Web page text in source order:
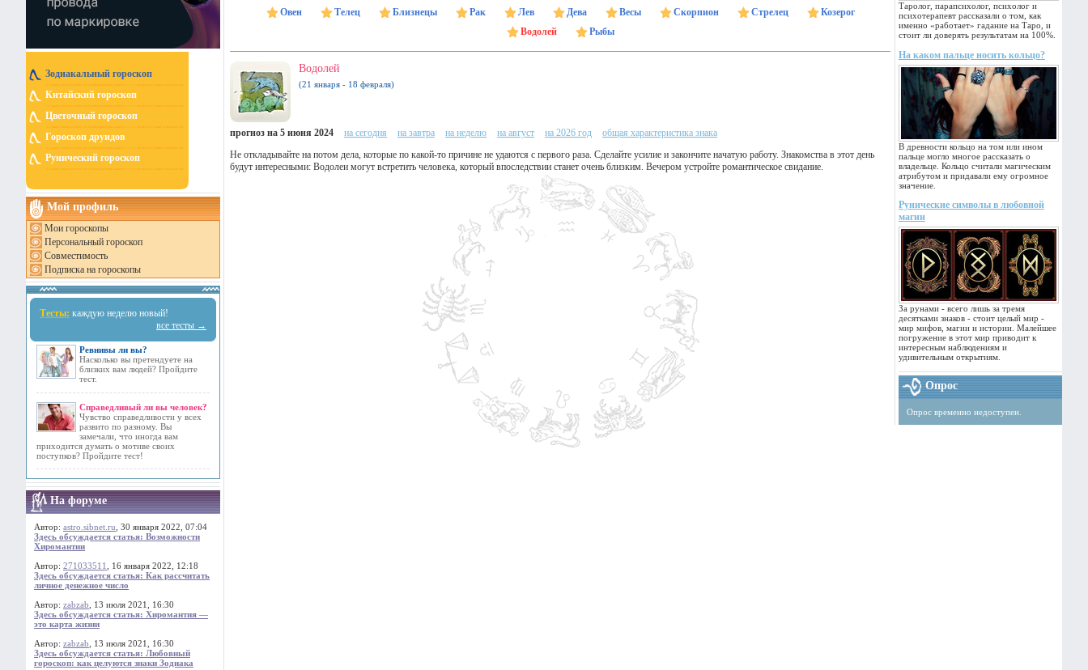
Зодиакальный гороскоп
Китайский гороскоп
Цветочный гороскоп
Гороскоп друидов
Рунический гороскоп
Мой профиль
Мои гороскопы
Персональный гороскоп
Совместимость
Подписка на гороскопы
Тесты: каждую неделю новый!
все тесты →
Ревнивы ли вы?
Насколько вы претендуете на
близких вам людей? Пройдите
тест.
Справедливый ли вы человек?
Чувство справедливости у всех
развито по разному. Вы
замечали, что иногда вам
приходится думать о мотиве своих
поступков? Пройдите тест!
На форуме
Автор: astro.sibnet.ru , 30 января 2022, 07:04
Здесь обсуждается статья: Возможности
Хиромантии
Автор: 271033511
, 16 января 2022, 12:18
Здесь обсуждается статья: Как рассчитать
личное денежное число
Автор: zabzab , 13 июля 2021, 16:30
Здесь обсуждается статья: Хиромантия —
это карта жизни
Автор: zabzab , 13 июля 2021, 16:30
Здесь обсуждается статья: Любовный
гороскоп: как целуются знаки Зодиака
Таролог, парапсихолог, психолог и
психотерапевт рассказали о том, как
именно «работает» гадание на Таро, и
стоит ли доверять результатам на 100%.
На каком пальце носить кольцо?
В древности кольцо на том или ином
пальце могло многое рассказать о
владельце. Кольцо считали магическим
атрибутом и придавали ему огромное
значение.
Рунические символы в любовной
магии
За рунами - всего лишь за тремя
десятками знаков - стоит целый мир -
мир мифов, магии и истории. Малейшее
погружение в этот мир приводит к
интересным наблюдениям и
удивительным открытиям.
Опрос
Опрос временно недоступен.
Овен Телец Близнецы Рак Лев Дева Весы Скорпион Стрелец
Козерог
Водолей
Рыбы
Водолей
(21 января - 18 февраля)
прогноз на 5 июня 2024 на сегодня на завтра на неделю на август на 2026 год
общая характеристика знака
Не откладывайте на потом дела, которые по какой-то причине не удаются с первого раза. Сделайте усилие и закончите начатую работу. Знакомства в этот день
будут интересными: Водолеи могут встретить человека, который впоследствии станет очень близким. Вечером устройте романтическое свидание.